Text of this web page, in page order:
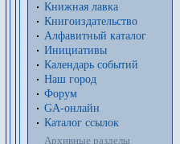
Книжная лавка
Книгоиздательство
Алфавитный каталог
Инициативы
Календарь событий
Наш город
Форум
GA-онлайн
Каталог ссылок
Архивные разделы